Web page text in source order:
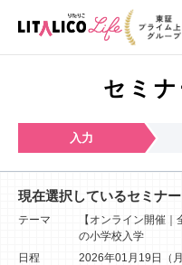
セミ
入力
現在選択しているセミナー
テーマ
【オンライン開催
の小学校入学
日程
2026年01月19日（